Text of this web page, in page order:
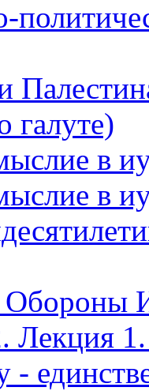
галуте)
в
в
1.
-